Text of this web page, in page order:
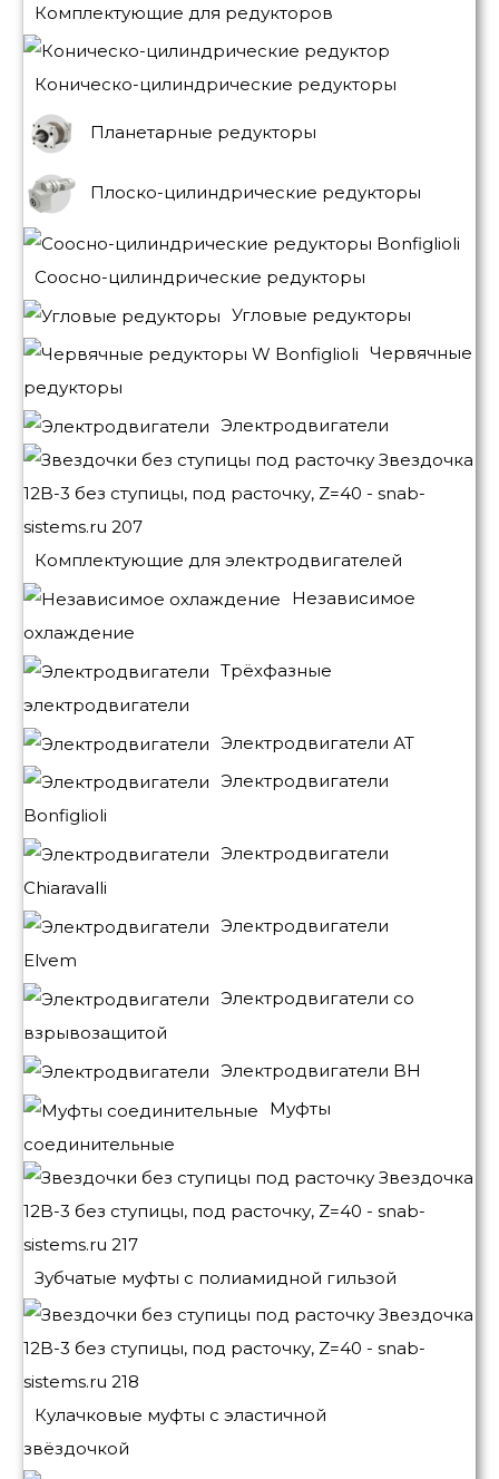
Комплектующие для редукторов
Коническо-цилиндрические редукторы
Планетарные редукторы
Плоско-цилиндрические редукторы
Соосно-цилиндрические редукторы
Угловые редукторы
Червячные
редукторы
Электродвигатели
Комплектующие для электродвигателей
Независимое
охлаждение
Трёхфазные
электродвигатели
Электродвигатели АТ
Электродвигатели
Bonfiglioli
Электродвигатели
Chiaravalli
Электродвигатели
Elvem
Электродвигатели со
взрывозащитой
Электродвигатели BH
Муфты
соединительные
Зубчатые муфты с полиамидной гильзой
Кулачковые муфты с эластичной
звёздочкой